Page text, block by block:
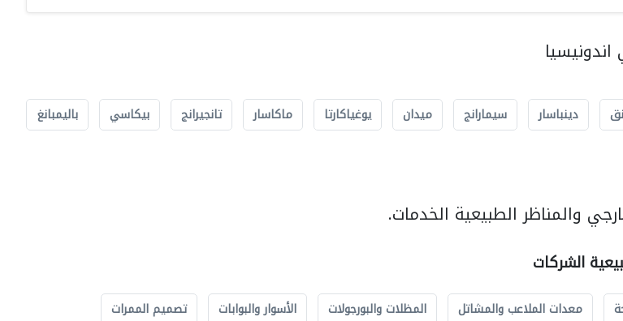
دينباسار سيمارانج ميدان يوغياكارتا ماكاسار تانجيرانج بيكاسي باليمبانغ
والمناظر الطبيعية الخدمات.
الشركات
معدات الملاعب والمشاتل المظلات والبورجولات الأسوار والبوابات تصميم الممرات